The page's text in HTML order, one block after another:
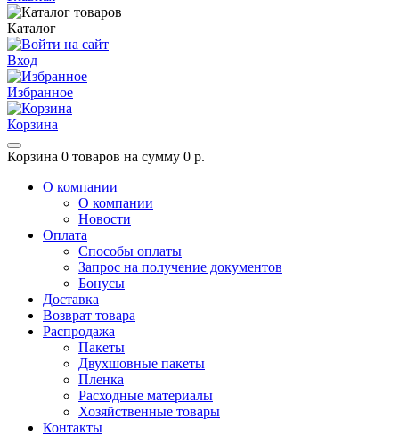
Каталог
Вход
Избранное
Корзина
Корзина 0 товаров на сумму 0 р.
О компании
О компании
Новости
Оплата
Способы оплаты
Запрос на получение документов
Бонусы
Доставка
Возврат товара
Распродажа
Пакеты
Двухшовные пакеты
Пленка
Расходные материалы
Хозяйственные товары
Контакты